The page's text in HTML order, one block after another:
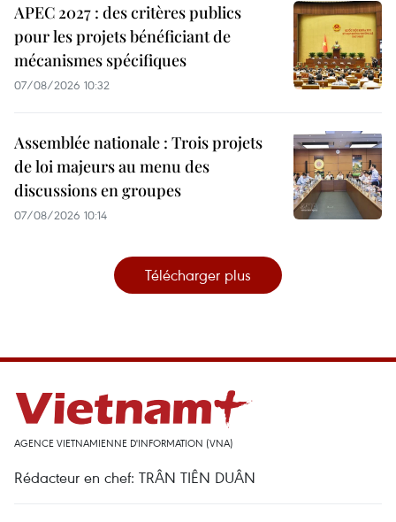
APEC 2027 : des critères publics
pour les projets bénéficiant de
mécanismes spécifiques
07/08/2026 10:32
Assemblée nationale : Trois projets
de loi majeurs au menu des
discussions en groupes
07/08/2026 10:14
Télécharger plus
AGENCE VIETNAMIENNE D'INFORMATION (VNA)
Rédacteur en chef: TRÂN TIÊN DUÂN